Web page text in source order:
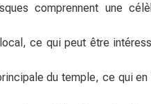
comprennent une
ce qui peut être
du temple, ce qui en